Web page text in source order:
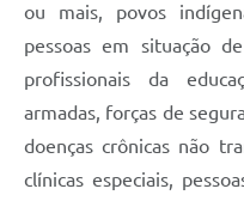
ou mais, povos
pessoas em situação
profissionais da
armadas, forças de
doenças crônicas não
clínicas especiais,